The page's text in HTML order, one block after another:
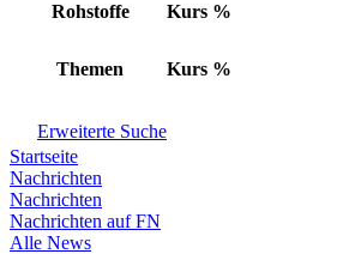
Rohstoffe Kurs %
Themen Kurs %
Erweiterte Suche
Startseite
Nachrichten
Nachrichten
Nachrichten auf FN
Alle News